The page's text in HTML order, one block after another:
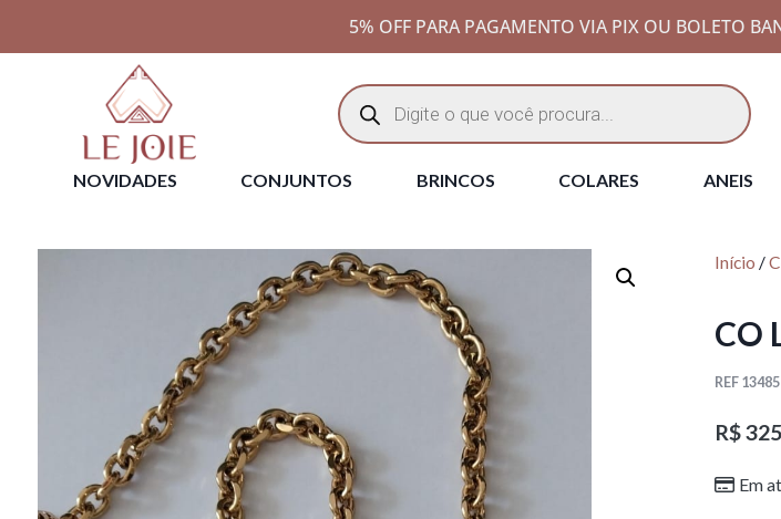
5% OFF PARA PAGAMENTO VIA PIX OU BOLETO
NOVIDADES CONJUNTOS BRINCOS COLARES ANEIS
Início /
CO
REF 13485
R$
Em